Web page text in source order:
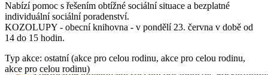
Nabízí pomoc s řešením obtížné sociální situace a bezplatné
individuální sociální poradenství.
KOZOLUPY - obecní knihovna - v pondělí 23. června v době od
14 do 15 hodin.
Typ akce: ostatní (akce pro celou rodinu, akce pro celou rodinu,
akce pro celou rodinu)